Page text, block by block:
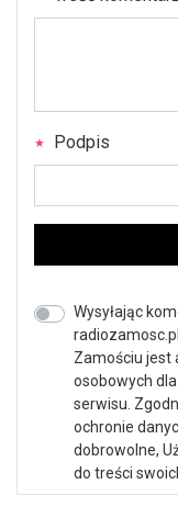
Podpis
Wysyłając
Zamościu jest
osobowych
serwisu.
ochronie
dobrowolne,
do treści